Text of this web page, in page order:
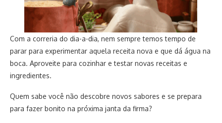
Com a correria do dia-a-dia, nem sempre temos tempo de
parar para experimentar aquela receita nova e que dá água na
boca. Aproveite para cozinhar e testar novas receitas e
ingredientes.
Quem sabe você não descobre novos sabores e se prepara
para fazer bonito na próxima janta da firma?